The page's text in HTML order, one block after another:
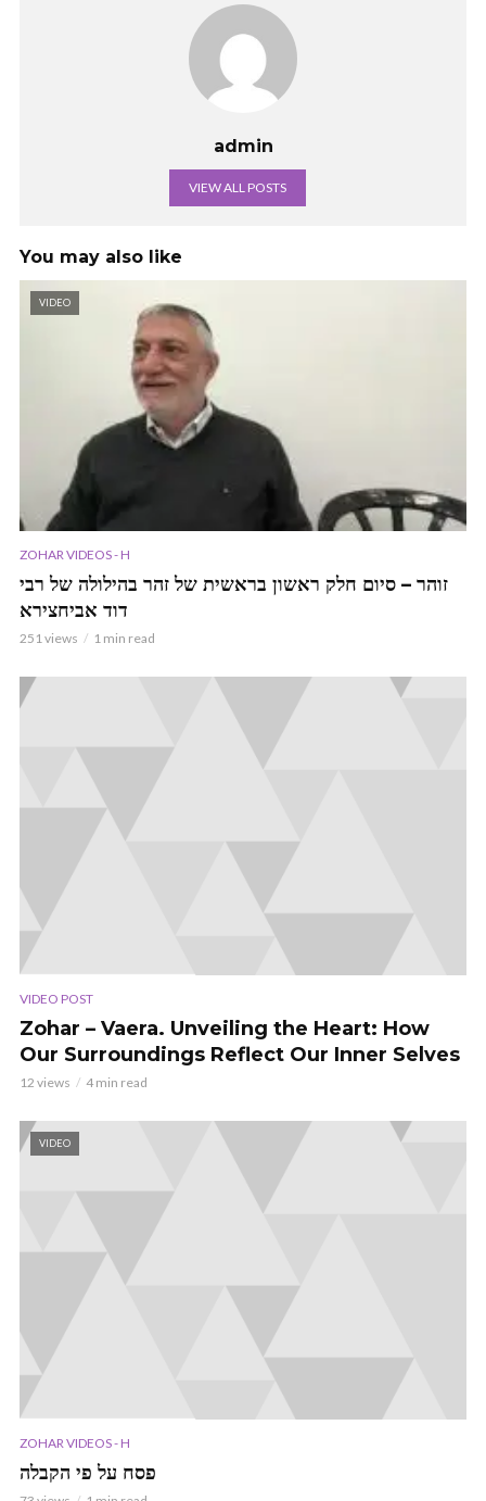
admin
VIEW ALL POSTS
You may also like
VIDEO
ZOHAR VIDEOS - H
זוהר – סיום חלק ראשון בראשית של זהר בהילולה של רבי
דוד אביחצירא
251 views 1 min read
VIDEO POST
Zohar – Vaera. Unveiling the Heart: How
Our Surroundings Reflect Our Inner Selves
12 views 4 min read
VIDEO
ZOHAR VIDEOS - H
פסח על פי הקבלה